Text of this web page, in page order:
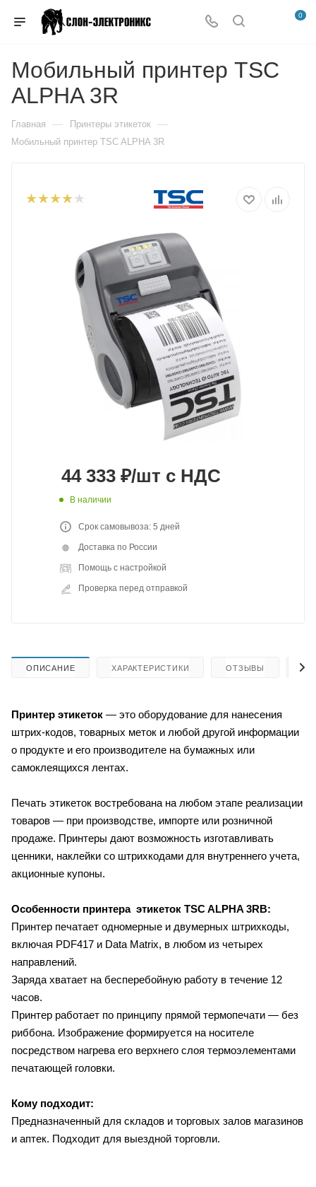
0
Мобильный принтер TSC
ALPHA 3R
Главная — Принтеры этикеток —
Мобильный принтер TSC ALPHA 3R
44 333 ₽/шт с НДС
В наличии
Срок самовывоза: 5 дней
Доставка по России
Помощь с настройкой
Проверка перед отправкой
ОПИСАНИЕ ХАРАКТЕРИСТИКИ ОТЗЫВЫ
Принтер этикеток — это оборудование для нанесения
штрих-кодов, товарных меток и любой другой информации
о продукте и его производителе на бумажных или
самоклеящихся лентах.
Печать этикеток востребована на любом этапе реализации
товаров — при производстве, импорте или розничной
продаже. Принтеры дают возможность изготавливать
ценники, наклейки со штрихкодами для внутреннего учета,
акционные купоны.
Особенности принтера этикеток TSC ALPHA 3RB:
Принтер печатает одномерные и двумерных штрихкоды,
включая PDF417 и Data Matrix, в любом из четырех
направлений.
Заряда хватает на бесперебойную работу в течение 12
часов.
Принтер работает по принципу прямой термопечати — без
риббона. Изображение формируется на носителе
посредством нагрева его верхнего слоя термоэлементами
печатающей головки.
Кому подходит:
Предназначенный для складов и торговых залов магазинов
и аптек. Подходит для выездной торговли.